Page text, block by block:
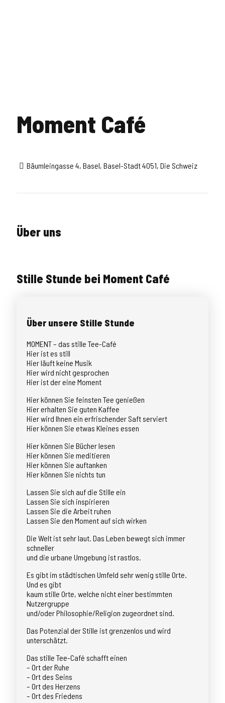
Moment Café
Bäumleingasse 4, Basel, Basel-Stadt 4051, Die Schweiz
Über uns
Stille Stunde bei Moment Café
Über unsere Stille Stunde
MOMENT – das stille Tee-Café
Hier ist es still
Hier läuft keine Musik
Hier wird nicht gesprochen
Hier ist der eine Moment
Hier können Sie feinsten Tee genießen
Hier erhalten Sie guten Kaffee
Hier wird Ihnen ein erfrischender Saft serviert
Hier können Sie etwas Kleines essen
Hier können Sie Bücher lesen
Hier können Sie meditieren
Hier können Sie auftanken
Hier können Sie nichts tun
Lassen Sie sich auf die Stille ein
Lassen Sie sich inspirieren
Lassen Sie die Arbeit ruhen
Lassen Sie den Moment auf sich wirken
Die Welt ist sehr laut. Das Leben bewegt sich immer
schneller
und die urbane Umgebung ist rastlos.
Es gibt im städtischen Umfeld sehr wenig stille Orte.
Und es gibt
kaum stille Orte, welche nicht einer bestimmten
Nutzergruppe
und/oder Philosophie/Religion zugeordnet sind.
Das Potenzial der Stille ist grenzenlos und wird
unterschätzt.
Das stille Tee-Café schafft einen
– Ort der Ruhe
– Ort des Seins
– Ort des Herzens
– Ort des Friedens